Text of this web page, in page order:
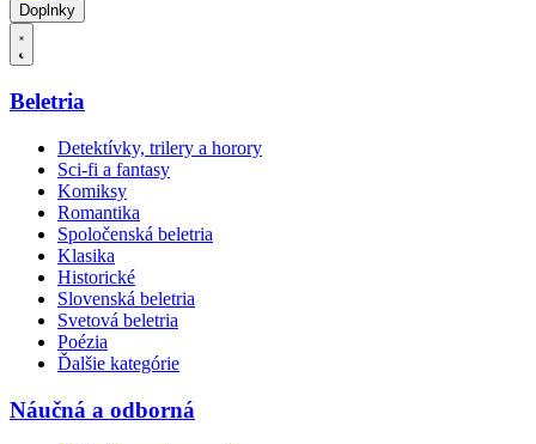
Doplnky
Beletria
Detektívky, trilery a horory
Sci-fi a fantasy
Komiksy
Romantika
Spoločenská beletria
Klasika
Historické
Slovenská beletria
Svetová beletria
Poézia
Ďalšie kategórie
Náučná a odborná